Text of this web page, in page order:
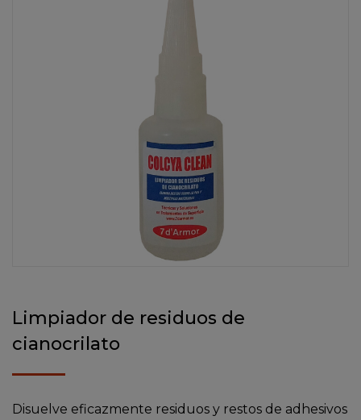
Limpiador de residuos de
cianocrilato
Disuelve eficazmente residuos y restos de adhesivos